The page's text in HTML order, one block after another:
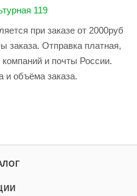
119
при заказе от 2000руб
заказа. Отправка платная,
и почты России.
и объёма заказа.